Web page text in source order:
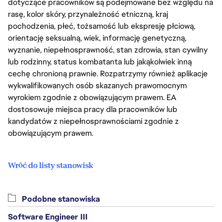
dotyczące pracowników są podejmowane bez względu na
rasę, kolor skóry, przynależność etniczną, kraj
pochodzenia, płeć, tożsamość lub ekspresję płciową,
orientację seksualną, wiek, informację genetyczną,
wyznanie, niepełnosprawność, stan zdrowia, stan cywilny
lub rodzinny, status kombatanta lub jakąkolwiek inną
cechę chronioną prawnie. Rozpatrzymy również aplikacje
wykwalifikowanych osób skazanych prawomocnym
wyrokiem zgodnie z obowiązującym prawem. EA
dostosowuje miejsca pracy dla pracowników lub
kandydatów z niepełnosprawnościami zgodnie z
obowiązującym prawem.
Wróć do listy stanowisk
Podobne stanowiska
Software Engineer III